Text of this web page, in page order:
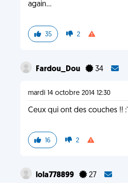
again...
35 2
Fardou_Dou 34
mardi 14 octobre 2014 12:30
Ceux qui ont des couches !! :')
16 2
lola778899 27